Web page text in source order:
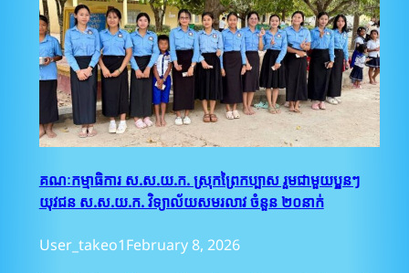
គណៈកម្មាធិការ ស.ស.យ.ក. ស្រុកព្រៃកប្បាស រួមជាមួយប្អូនៗ
យុវជន​ ស.ស.យ.ក​. វិទ្យាល័យសមរលាវ ចំនួន​ ២០នាក់
User_takeo1February 8, 2026